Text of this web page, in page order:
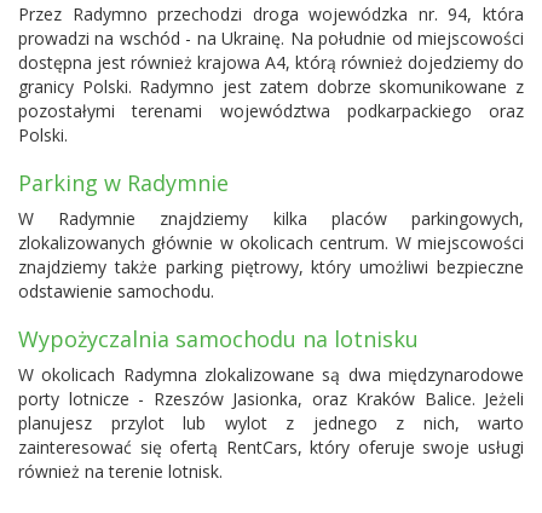
Przez Radymno przechodzi droga wojewódzka nr. 94, która
prowadzi na wschód - na Ukrainę. Na południe od miejscowości
dostępna jest również krajowa A4, którą również dojedziemy do
granicy Polski. Radymno jest zatem dobrze skomunikowane z
pozostałymi terenami województwa podkarpackiego oraz
Polski.
Parking w Radymnie
W Radymnie znajdziemy kilka placów parkingowych,
zlokalizowanych głównie w okolicach centrum. W miejscowości
znajdziemy także parking piętrowy, który umożliwi bezpieczne
odstawienie samochodu.
Wypożyczalnia samochodu na lotnisku
W okolicach Radymna zlokalizowane są dwa międzynarodowe
porty lotnicze - Rzeszów Jasionka, oraz Kraków Balice. Jeżeli
planujesz przylot lub wylot z jednego z nich, warto
zainteresować się ofertą RentCars, który oferuje swoje usługi
również na terenie lotnisk.